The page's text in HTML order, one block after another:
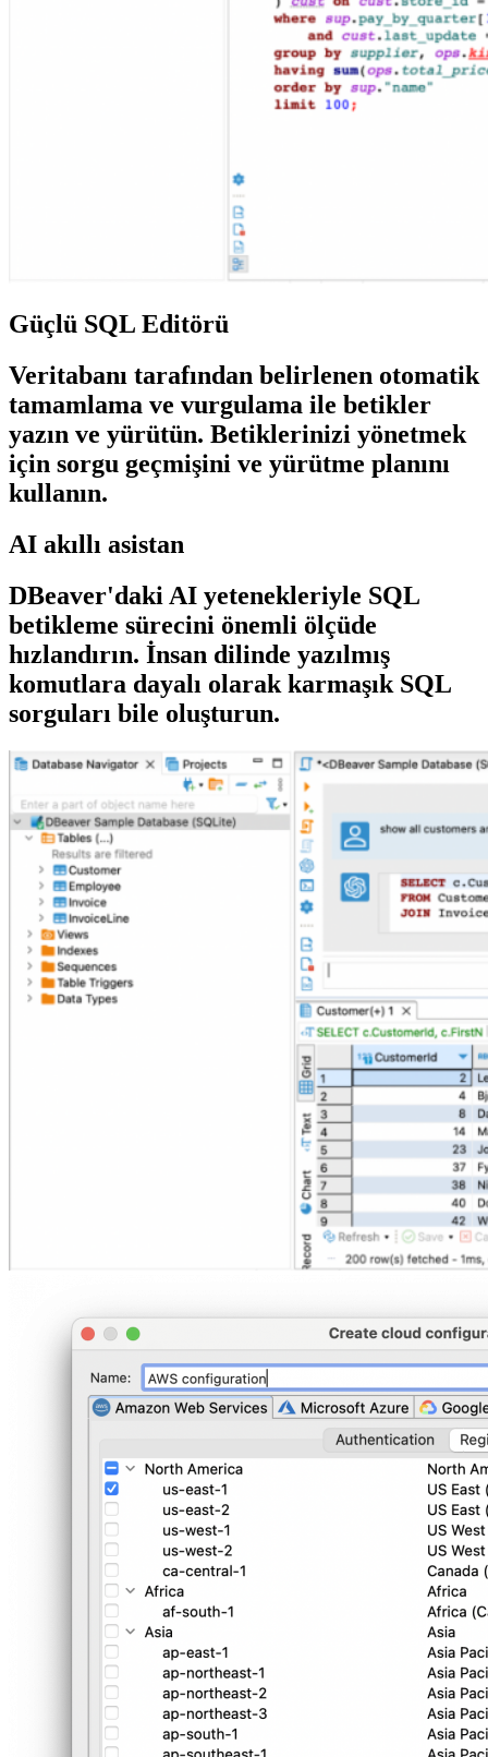
Güçlü SQL Editörü
Veritabanı tarafından belirlenen otomatik
tamamlama ve vurgulama ile betikler
yazın ve yürütün. Betiklerinizi yönetmek
için sorgu geçmişini ve yürütme planını
kullanın.
AI akıllı asistan
DBeaver'daki AI yetenekleriyle SQL
betikleme sürecini önemli ölçüde
hızlandırın. İnsan dilinde yazılmış
komutlara dayalı olarak karmaşık SQL
sorguları bile oluşturun.